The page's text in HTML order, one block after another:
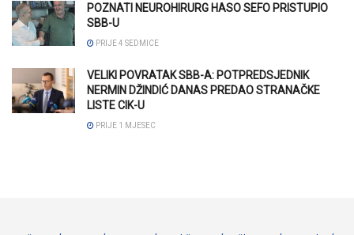
POZNATI NEUROHIRURG HASO SEFO PRISTUPIO
SBB-U
PRIJE 4 SEDMICE
VELIKI POVRATAK SBB-A: POTPREDSJEDNIK
NERMIN DŽINDIĆ DANAS PREDAO STRANAČKE
LISTE CIK-U
PRIJE 1 MJESEC